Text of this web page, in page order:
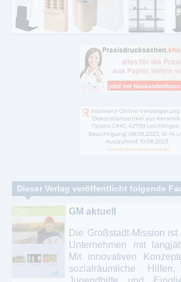
Dieser Verlag veröffentlicht folgende
GM aktuell
Die Großstadt-Mission
Unternehmen mit
Mit innovativen
sozialräumliche